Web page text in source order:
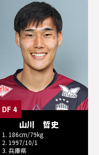
DF 4
山川 哲史
1. 186cm/79kg
2. 1997/10/1
3. 兵庫県